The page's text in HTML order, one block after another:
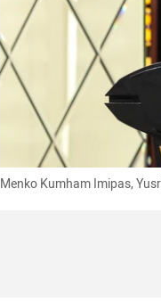
Menko Kumham Imipas,